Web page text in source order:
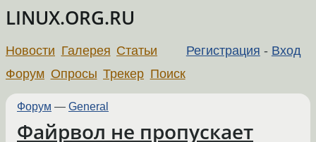
LINUX.ORG.RU
Регистрация - Вход
Новости Галерея Статьи
Форум Опросы Трекер Поиск
Форум — General
Файрвол не пропускает